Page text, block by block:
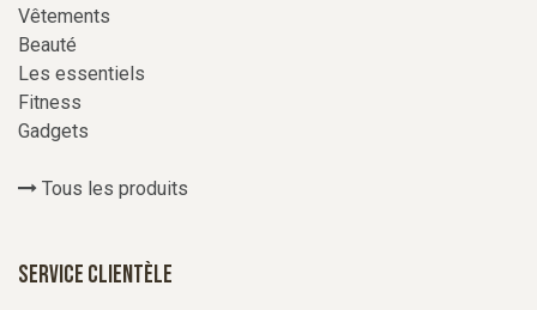
Vêtements
Beauté
Les essentiels
Fitness
Gadgets
Tous les produits
Service Clientèle